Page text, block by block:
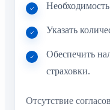
Указать
Обеспечить
страховки.
Отсутствие